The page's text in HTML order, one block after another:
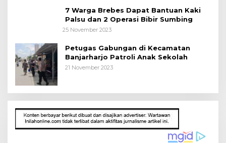
7 Warga Brebes Dapat Bantuan Kaki
Palsu dan 2 Operasi Bibir Sumbing
25 November 2023
Petugas Gabungan di Kecamatan
Banjarharjo Patroli Anak Sekolah
21 November 2023